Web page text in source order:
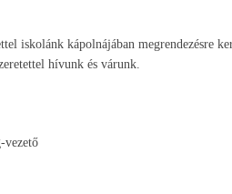
iskolánk kápolnájában megrendezésre
hívunk és várunk.
vezető